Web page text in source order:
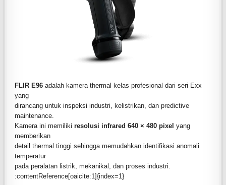
FLIR E96 adalah kamera thermal kelas profesional dari seri Exx
yang
dirancang untuk inspeksi industri, kelistrikan, dan predictive
maintenance.
Kamera ini memilikiresolusi infrared 640 × 480 pixel yang
memberikan
detail thermal tinggi sehingga memudahkan identifikasi anomali
temperatur
pada peralatan listrik, mekanikal, dan proses industri.
:contentReference[oaicite:1]{index=1}